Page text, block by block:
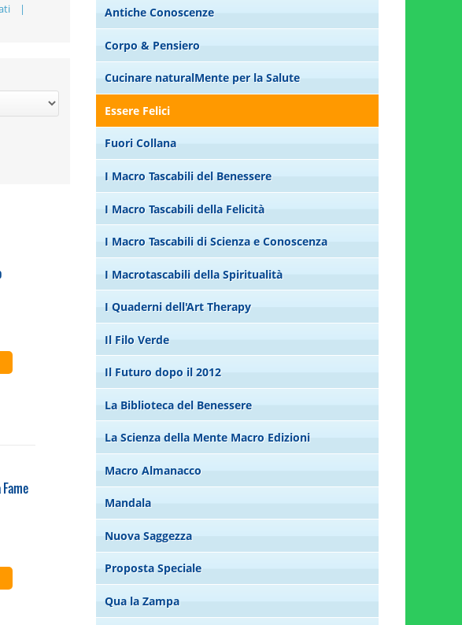
Antiche Conoscenze
Corpo & Pensiero
Cucinare naturalMente per la Salute
Essere Felici
Fuori Collana
I Macro Tascabili del Benessere
I Macro Tascabili della Felicità
I Macro Tascabili di Scienza e Conoscenza
I Macrotascabili della Spiritualità
I Quaderni dell'Art Therapy
Il Filo Verde
Il Futuro dopo il 2012
La Biblioteca del Benessere
La Scienza della Mente Macro Edizioni
Macro Almanacco
Mandala
Nuova Saggezza
Proposta Speciale
Qua la Zampa